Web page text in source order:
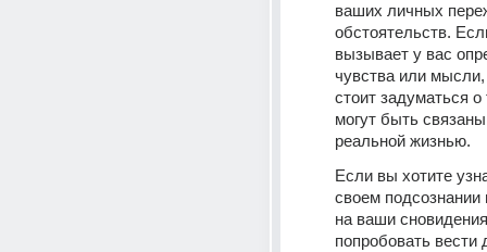
ваших личных
обстоятельств.
вызывает у вас
чувства или
стоит задуматься о
могут быть
реальной жизнью.
Если вы хотите
своем подсознании
на ваши
попробовать вести